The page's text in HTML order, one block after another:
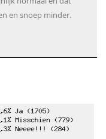
en snoep minder.